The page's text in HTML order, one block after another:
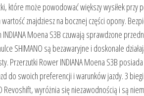
które może powodować większy wysiłek przy
znajdziesz na bocznej części opony.
Moena S3B czuwają sprawdzone
SHIMANO są bezawaryjne i doskonale
Przerzutki Rower INDIANA Moena S3B
do swoich preferencji i warunków jazdy. 3
Revoshift, wyróżnia się niezawodnością i są